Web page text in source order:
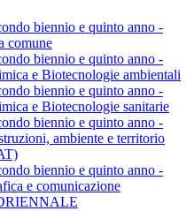
biennio e quinto anno -
comune
biennio e quinto anno -
e Biotecnologie ambientali
biennio e quinto anno -
e Biotecnologie sanitarie
biennio e quinto anno -
ambiente e territorio
biennio e quinto anno -
e comunicazione